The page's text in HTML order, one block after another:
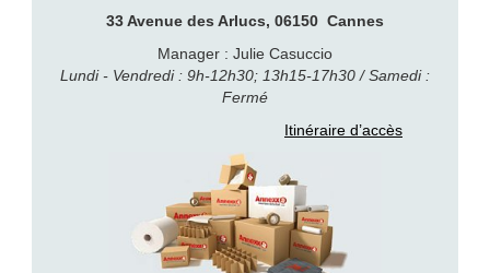
33 Avenue des Arlucs, 06150 Cannes
Manager : Julie Casuccio
Lundi - Vendredi : 9h-12h30; 13h15-17h30 / Samedi :
Fermé
Itinéraire d’accès